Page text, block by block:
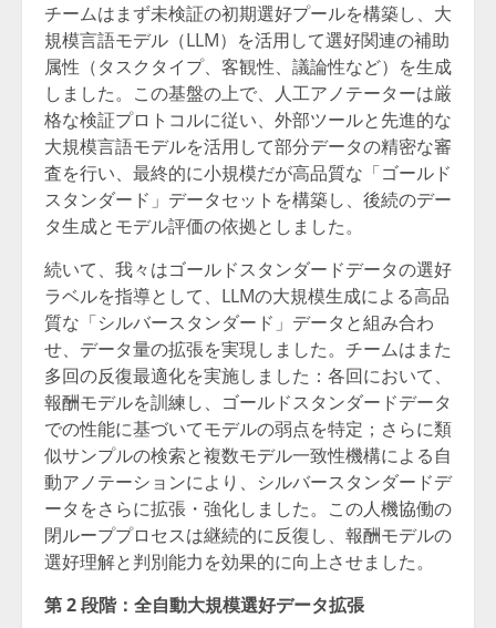
チームはまず未検証の初期選好プールを構築し、大
規模言語モデル（LLM）を活用して選好関連の補助
属性（タスクタイプ、客観性、議論性など）を生成
しました。この基盤の上で、人工アノテーターは厳
格な検証プロトコルに従い、外部ツールと先進的な
大規模言語モデルを活用して部分データの精密な審
査を行い、最終的に小規模だが高品質な「ゴールド
スタンダード」データセットを構築し、後続のデー
タ生成とモデル評価の依拠としました。
続いて、我々はゴールドスタンダードデータの選好
ラベルを指導として、LLMの大規模生成による高品
質な「シルバースタンダード」データと組み合わ
せ、データ量の拡張を実現しました。チームはまた
多回の反復最適化を実施しました：各回において、
報酬モデルを訓練し、ゴールドスタンダードデータ
での性能に基づいてモデルの弱点を特定；さらに類
似サンプルの検索と複数モデル一致性機構による自
動アノテーションにより、シルバースタンダードデ
ータをさらに拡張・強化しました。この人機協働の
閉ループプロセスは継続的に反復し、報酬モデルの
選好理解と判別能力を効果的に向上させました。
第2段階：全自動大規模選好データ拡張